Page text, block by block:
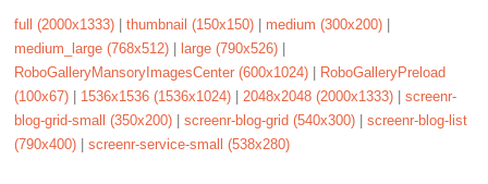
full (2000x1333) |thumbnail (150x150) medium (300x200)
medium_large (768x512)
large (790x526)
RoboGalleryMansoryImagesCenter (600x1024)
RoboGalleryPreload
(100x67)
1536x1536 (1536x1024) |2048x2048 (2000x1333) |screenr-
blog-grid-small (350x200) |screenr-blog-grid (540x300) |screenr-blog-list
(790x400) |screenr-service-small (538x280)